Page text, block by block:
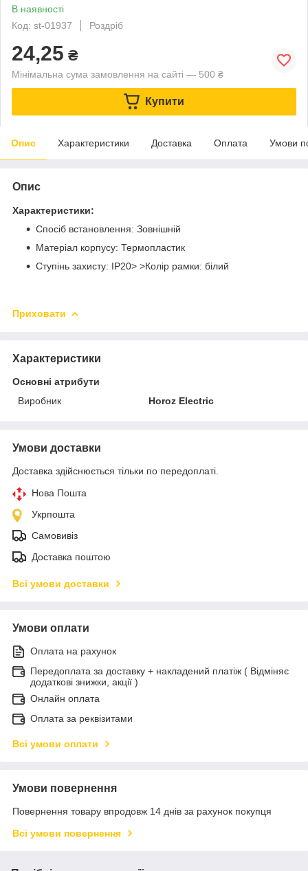
В наявності
Код: st-01937
Роздріб
24,25 ₴
Мінімальна сума замовлення на сайті — 500 ₴
Купити
Опис Характеристики Доставка Оплата Умови
Опис
Характеристики:
Спосіб встановлення: Зовнішній
Матеріал корпусу: Термопластик
Ступінь захисту: IP20> >Колір рамки: білий
Приховати
Характеристики
Основні атрибути
Виробник
Horoz Electric
Умови доставки
Доставка здійснюється тільки по передоплаті.
Нова Пошта
Укрпошта
Самовивіз
Доставка поштою
Всі умови доставки
Умови оплати
Оплата на рахунок
Передоплата за доставку + накладений платіж ( Відміняє
додаткові знижки, акції )
Онлайн оплата
Оплата за реквізитами
Всі умови оплати
Умови повернення
Повернення товару впродовж 14 днів за рахунок покупця
Всі умови повернення